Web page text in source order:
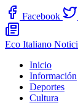
Facebook
Eco Italiano
Inicio
Información
Deportes
Cultura